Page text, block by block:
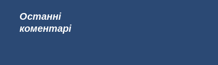
Останні
коментарі